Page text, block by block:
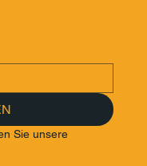
Sie unsere